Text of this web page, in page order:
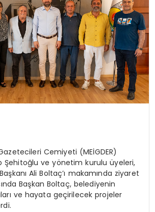
Cemiyeti (MEİGDER)
Şehitoğlu ve yönetim kurulu üyeleri,
Ali Boltaç’ı makamında ziyaret
Başkan Boltaç, belediyenin
ve hayata geçirilecek projeler